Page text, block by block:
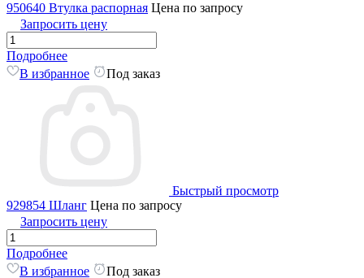
950640 Втулка распорная Цена по запросу
Запросить цену
Подробнее
В избранное
Под заказ
Быстрый просмотр
929854 Шланг Цена по запросу
Запросить цену
Подробнее
В избранное
Под заказ